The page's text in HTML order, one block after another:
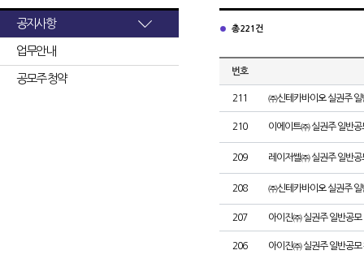
공지사항
업무안내
공모주 청약
총 221건
번호
211 ㈜신테카바이오 실권주 일
210 이에이트㈜ 실권주 일반공
209 레이저쎌㈜ 실권주 일반공
208 ㈜신테카바이오 실권주 일
207 아이진㈜ 실권주 일반공모
206 아이진㈜ 실권주 일반공모